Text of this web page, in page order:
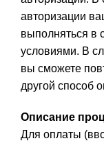
авторизации
выполняться в
условиями. В
вы сможете
другой способ
Описание
Для оплаты